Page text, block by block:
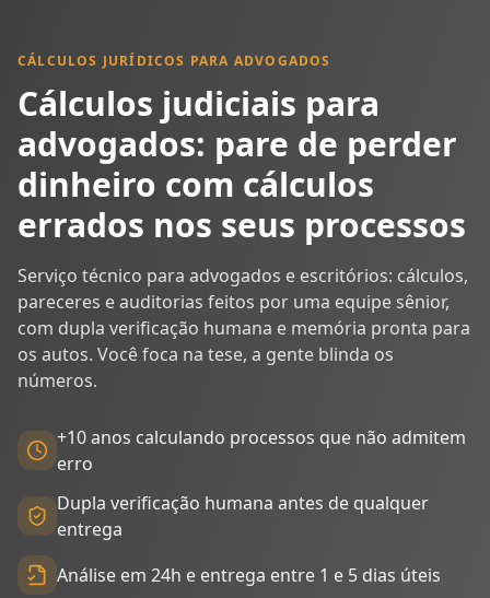
CÁLCULOS JURÍDICOS PARA ADVOGADOS
Cálculos judiciais para
advogados: pare de perder
dinheiro com cálculos
errados nos seus processos
Serviço técnico para advogados e escritórios: cálculos,
pareceres e auditorias feitos por uma equipe sênior,
com dupla verificação humana e memória pronta para
os autos. Você foca na tese, a gente blinda os
números.
+10 anos calculando processos que não admitem
erro
Dupla verificação humana antes de qualquer
entrega
Análise em 24h e entrega entre 1 e 5 dias úteis